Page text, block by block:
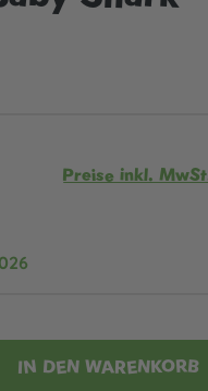
Preise inkl.
IN DEN WARENKORB